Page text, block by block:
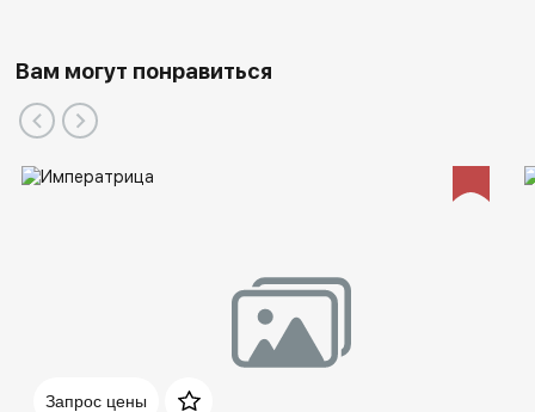
2014 - Галерея ART&SHOCK, Моска-сити, Москва,
Россия.
Фридрихсбург, Техас, США.
2014 - Галерея "NEW MASTERS GALLERY", Кармел, США.
Вам могут понравиться
Запрос цены